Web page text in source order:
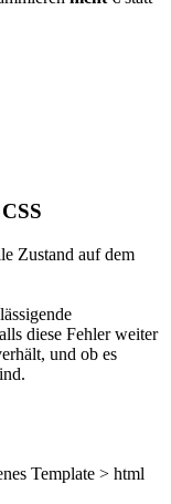
Zustand auf dem
diese Fehler weiter
und ob es
Template > html